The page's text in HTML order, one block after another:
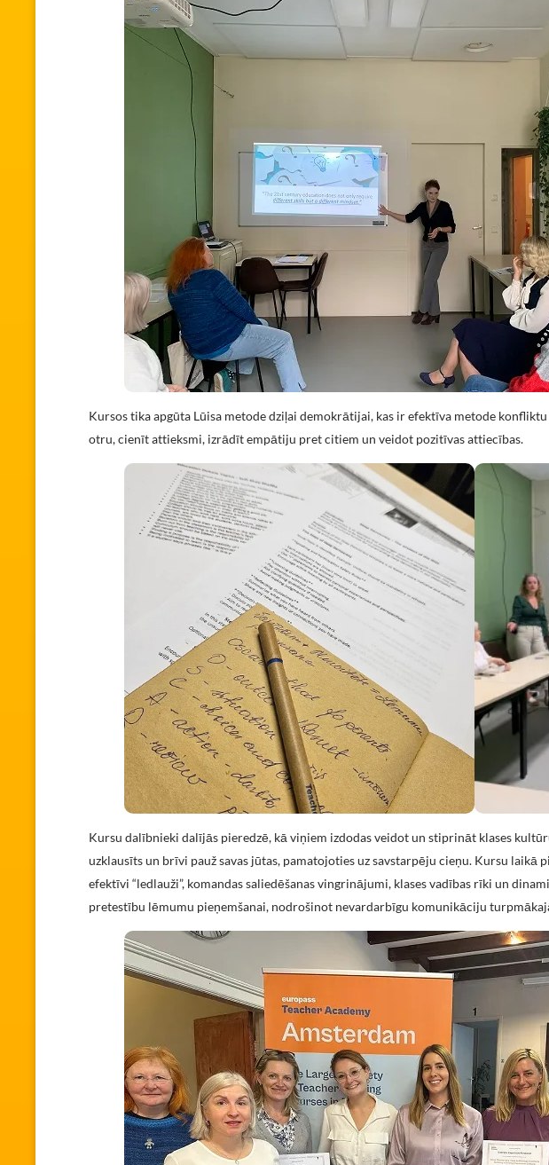
Kursos tika apgūta Lūisa metode dziļai demokrātijai, kas ir efektīva metode
otru, cienīt attieksmi, izrādīt empātiju pret citiem un veidot pozitīvas attiecības.
Kursu dalībnieki dalījās pieredzē, kā viņiem izdodas veidot un stiprināt klases
uzklausīts un brīvi pauž savas jūtas, pamatojoties uz savstarpēju cieņu. Kursu
efektīvi “ledlauži”, komandas saliedēšanas vingrinājumi, klases vadības rīki un
pretestību lēmumu pieņemšanai, nodrošinot nevardarbīgu komunikāciju